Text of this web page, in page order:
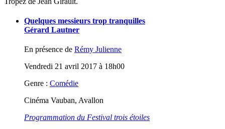
Quelques messieurs trop tranquilles
Gérard Lautner
En présence de Rémy Julienne
Vendredi 21 avril 2017 à 18h00
Genre : Comédie
Cinéma Vauban, Avallon
Programmation du Festival trois étoiles